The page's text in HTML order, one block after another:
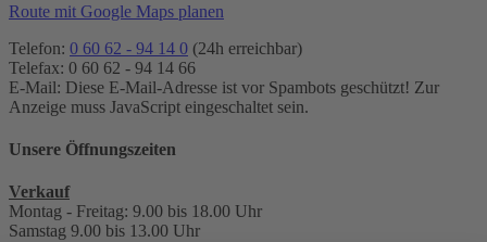
Route mit Google Maps planen
Telefon: 0 60 62 - 94 14 0 (24h erreichbar)
Telefax: 0 60 62 - 94 14 66
E-Mail: Diese E-Mail-Adresse ist vor Spambots geschützt! Zur
Anzeige muss JavaScript eingeschaltet sein.
Unsere Öffnungszeiten
Verkauf
Montag - Freitag: 9.00 bis 18.00 Uhr
Samstag 9.00 bis 13.00 Uhr